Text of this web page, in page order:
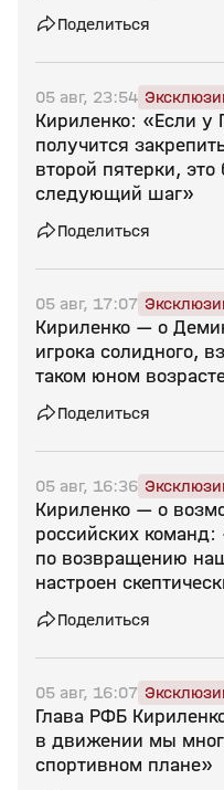
Поделиться
05 авг, 23:54
Кириленко: «Если у
получится
второй пятерки,
следующий шаг»
Поделиться
05 авг, 17:07
Кириленко — о
игрока солидного,
таком юном
Поделиться
05 авг, 16:36
Кириленко — о
российских
по возвращению
настроен
Поделиться
05 авг, 16:07
Глава РФБ
в движении мы
спортивном плане»